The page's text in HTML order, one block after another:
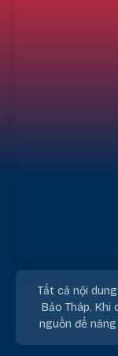
Tất cả nội
Bảo Tháp. Khi
nguồn để